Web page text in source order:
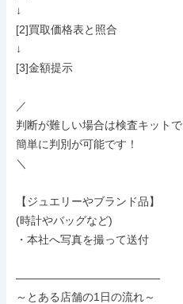
↓
[2]買取価格表と照合
↓
[3]金額提示
／
判断が難しい場合は検査キットで
簡単に判別が可能です！
＼
【ジュエリーやブランド品】
(時計やバッグなど)
・本社へ写真を撮って送付
―――――――――――――
～とある店舗の1日の流れ～